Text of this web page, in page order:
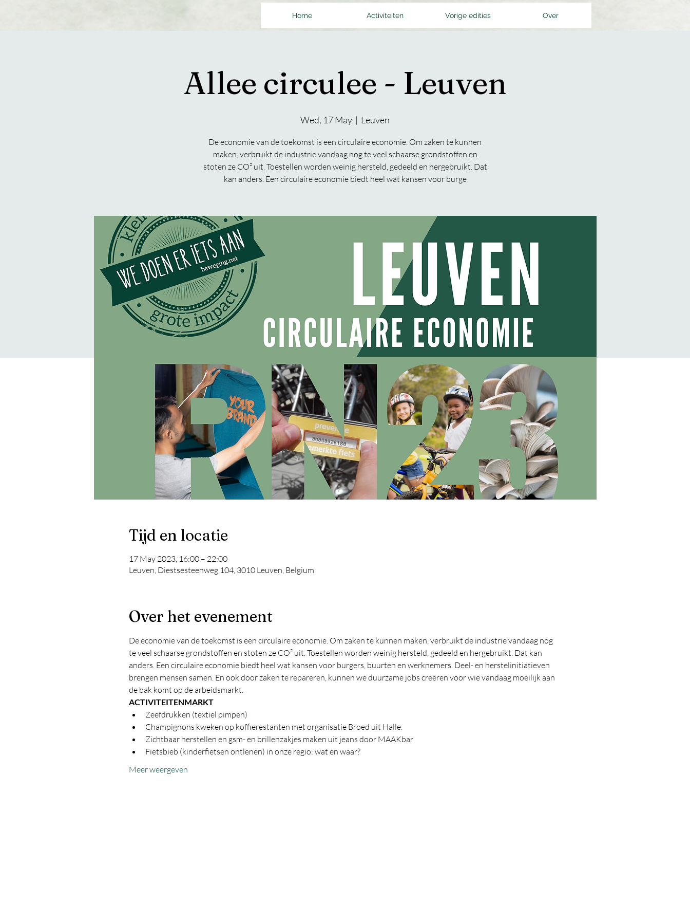
Home Activiteiten Vorige edities Over
Allee circulee - Leuven
Wed, 17 May
  |
Leuven
De economie van de toekomst is een circulaire economie. Om zaken te kunnen
maken, verbruikt de industrie vandaag nog te veel schaarse grondstoffen en
stoten ze CO² uit. Toestellen worden weinig hersteld, gedeeld en hergebruikt. Dat
kan anders. Een circulaire economie biedt heel wat kansen voor burge
Tijd en locatie
17 May 2023, 16:00 – 22:00
Leuven, Diestsesteenweg 104, 3010 Leuven, Belgium
Over het evenement
De economie van de toekomst is een circulaire economie. Om zaken te kunnen maken, verbruikt de industrie vandaag nog
te veel schaarse grondstoffen en stoten ze CO² uit. Toestellen worden weinig hersteld, gedeeld en hergebruikt. Dat kan
anders. Een circulaire economie biedt heel wat kansen voor burgers, buurten en werknemers. Deel- en herstelinitiatieven
brengen mensen samen. En ook door zaken te repareren, kunnen we duurzame jobs creëren voor wie vandaag moeilijk aan
de bak komt op de arbeidsmarkt.
ACTIVITEITENMARKT
Zeefdrukken (textiel pimpen)
Champignons kweken op koffierestanten met organisatie Broed uit Halle.
Zichtbaar herstellen en gsm- en brillenzakjes maken uit jeans door MAAKbar
Fietsbieb (kinderfietsen ontlenen) in onze regio: wat en waar?
Meer weergeven